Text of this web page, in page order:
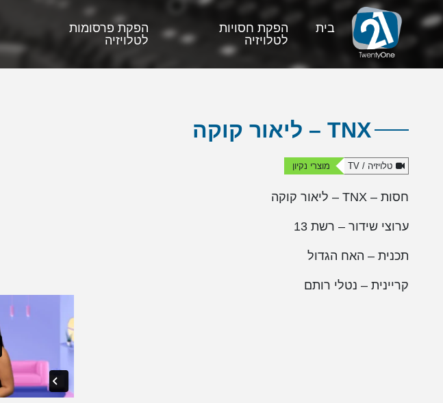
בית
הפקת חסויות
לטלויזיה
הפקת פרסומות
לטלויזיה
TNX – ליאור קוקה
טלויזיה / TV מוצרי נקיון
חסות – TNX – ליאור קוקה
ערוצי שידור – רשת 13
תכנית – האח הגדול
קריינית – נטלי רותם